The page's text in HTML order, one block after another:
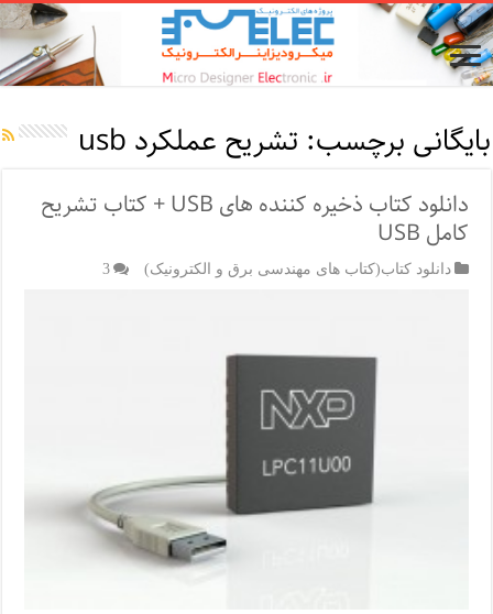
بایگانی برچسب: تشریح عملکرد usb
دانلود کتاب ذخیره کننده های USB + کتاب تشریح
کامل USB
دانلود کتاب(کتاب های مهندسی برق و الکترونیک) 3